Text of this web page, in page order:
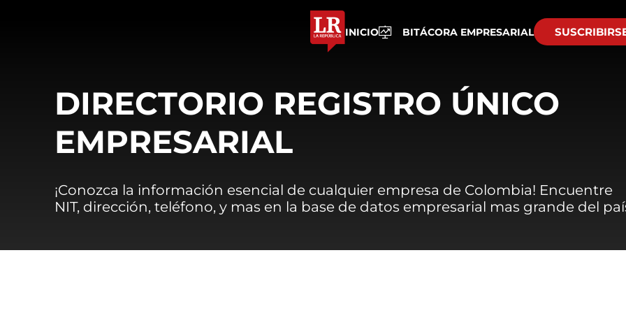
INICIO BITÁCORA EMPRESARIAL
DIRECTORIO REGISTRO ÚNICO
EMPRESARIAL
¡Conozca la información esencial de cualquier empresa de Colombia! Encuentre
NIT, dirección, teléfono, y mas en la base de datos empresarial mas grande del